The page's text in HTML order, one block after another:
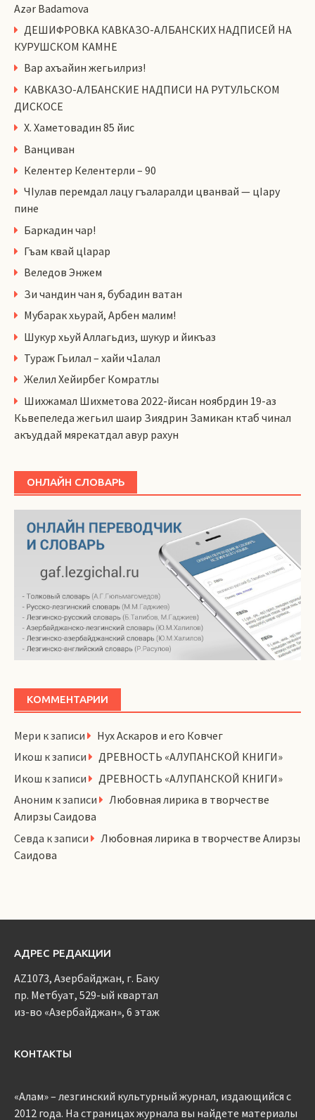
Azər Badamova
ДЕШИФРОВКА КАВКАЗО-АЛБАНСКИХ НАДПИСЕЙ НА
КУРУШСКОМ КАМНЕ
Вар ахъайин жегьилриз!
КАВКАЗО-АЛБАНСКИЕ НАДПИСИ НА РУТУЛЬСКОМ
ДИСКОСЕ
Х. Хаметовадин 85 йис
Ванциван
Келентер Келентерли – 90
ЧIулав перемдал лацу гъаларалди цванвай — цIару
пине
Баркадин чар!
Гъам квай цlарар
Веледов Энжем
Зи чандин чан я, бубадин ватан
Мубарак хьурай, Арбен малим!
Шукур хьуй Аллагьдиз, шукур и йикъаз
Тураж Гьилал – хайи ч1алал
Желил Хейирбег Комратлы
Шихжамал Шихметова 2022-йисан ноябрдин 19-аз
Кьвепеледа жегьил шаир Зиядрин Замикан ктаб чинал
акъуддай мярекатдал авур рахун
ОНЛАЙН СЛОВАРЬ
КОММЕНТАРИИ
Мери к записи
Нух Аскаров и его Ковчег
Икош к записи
ДРЕВНОСТЬ «АЛУПАНСКОЙ КНИГИ»
Икош к записи
ДРЕВНОСТЬ «АЛУПАНСКОЙ КНИГИ»
Аноним к записи
Любовная лирика в творчестве
Алирзы Саидова
Севда к записи
Любовная лирика в творчестве Алирзы
Саидова
АДРЕС РЕДАКЦИИ
AZ1073, Азербайджан, г. Баку
пр. Метбуат, 529-ый квартал
из-во «Азербайджан», 6 этаж
КОНТАКТЫ
«Алам» – лезгинский культурный журнал, издающийся с
2012 года. На страницах журнала вы найдете материалы